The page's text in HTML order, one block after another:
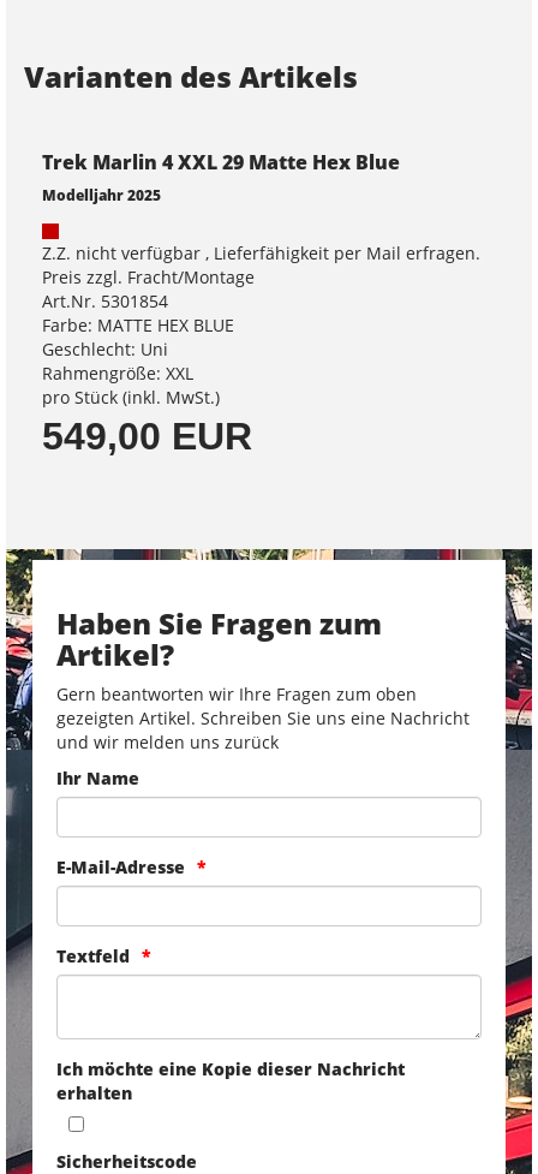
Varianten des Artikels
Trek Marlin 4 XXL 29 Matte Hex Blue
Modelljahr 2025
Z.Z. nicht verfügbar , Lieferfähigkeit per Mail erfragen.
Preis zzgl. Fracht/Montage
Art.Nr. 5301854
Farbe: MATTE HEX BLUE
Geschlecht: Uni
Rahmengröße: XXL
pro Stück (inkl. MwSt.)
549,00 EUR
Haben Sie Fragen zum
Artikel?
Gern beantworten wir Ihre Fragen zum oben
gezeigten Artikel. Schreiben Sie uns eine Nachricht
und wir melden uns zurück
Ihr Name
E-Mail-Adresse
Textfeld
Ich möchte eine Kopie dieser Nachricht
erhalten
Sicherheitscode